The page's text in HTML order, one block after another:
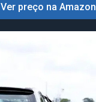
Ver preço na Amazon